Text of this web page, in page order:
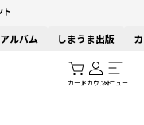
アルバム しまうま出版
カートアカウントメニュー